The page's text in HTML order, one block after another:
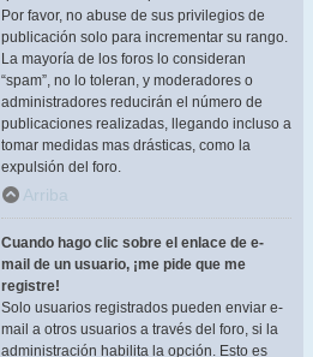
Por favor, no abuse de sus privilegios de
publicación solo para incrementar su rango.
La mayoría de los foros lo consideran
“spam”, no lo toleran, y moderadores o
administradores reducirán el número de
publicaciones realizadas, llegando incluso a
tomar medidas mas drásticas, como la
expulsión del foro.
Arriba
Cuando hago clic sobre el enlace de e-
mail de un usuario, ¡me pide que me
registre!
Solo usuarios registrados pueden enviar e-
mail a otros usuarios a través del foro, si la
administración habilita la opción. Esto es